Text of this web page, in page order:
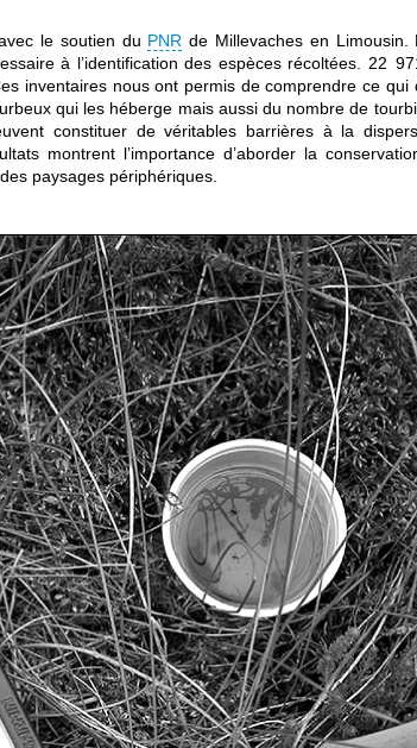
le soutien du PNR de Millevaches en Limousin.
à l’identification des espèces récoltées. 22
inventaires nous ont permis de comprendre ce qui
qui les héberge mais aussi du nombre de
constituer de véritables barrières à la
montrent l’importance d’aborder la
paysages périphériques.